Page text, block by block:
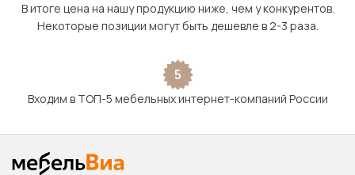
В итоге цена на нашу продукцию ниже, чем у конкурентов.
Некоторые позиции могут быть дешевле в 2-3 раза.
5
Входим в ТОП-5 мебельных интернет-компаний России